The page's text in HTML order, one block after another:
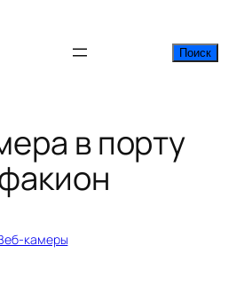
Поиск
Поиск
в порту
камеры